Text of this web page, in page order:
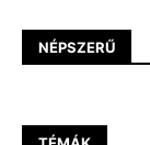
NÉPSZERŰ